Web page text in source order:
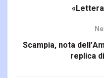
Scampia, nota
replica